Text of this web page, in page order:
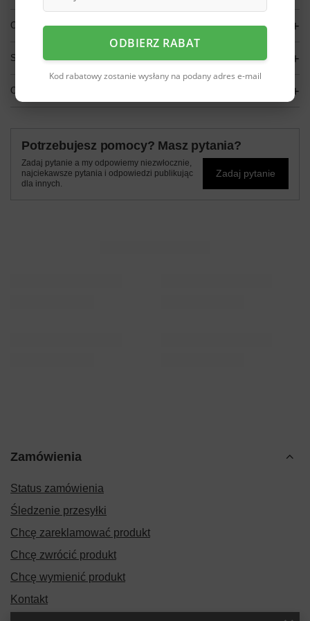
OPIS
SZCZEGÓŁOWE DANE
OPINIE
Potrzebujesz pomocy? Masz pytania?
Zadaj pytanie a my odpowiemy niezwłocznie,
najciekawsze pytania i odpowiedzi publikując
dla innych.
Zadaj pytanie
Zamówienia
Status zamówienia
Śledzenie przesyłki
Chcę zareklamować produkt
Chcę zwrócić produkt
Chcę wymienić produkt
Kontakt
ODBIERZ RABAT
Kod rabatowy zostanie wysłany na podany adres e-mail